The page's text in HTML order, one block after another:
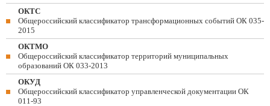
ОКТС
Общероссийский классификатор трансформационных событий ОК 035-
2015
ОКТМО
Общероссийский классификатор территорий муниципальных
образований ОК 033-2013
ОКУД
Общероссийский классификатор управленческой документации ОК
011-93